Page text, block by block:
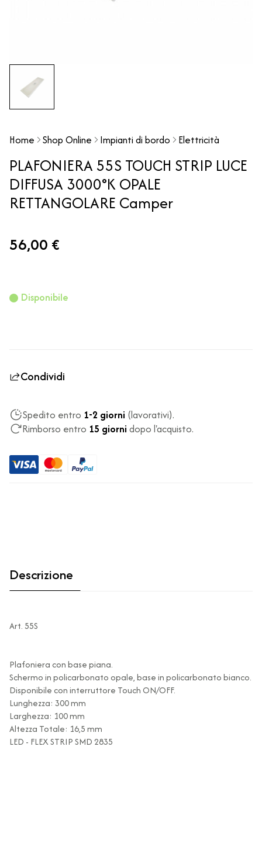
Home Shop Online Impianti di bordo Elettricità
PLAFONIERA 55S TOUCH STRIP LUCE
DIFFUSA 3000°K OPALE
RETTANGOLARE Camper
56,00 €
Disponibile
Condividi
Spedito entro 1-2 giorni (lavorativi).
Rimborso entro 15 giorni dopo l'acquisto.
Descrizione
Art. 55S
Plafoniera con base piana.
Schermo in policarbonato opale, base in policarbonato bianco.
Disponibile con interruttore Touch ON/OFF.
Lunghezza: 300 mm
Larghezza: 100 mm
Altezza Totale: 16,5 mm
LED - FLEX STRIP SMD 2835